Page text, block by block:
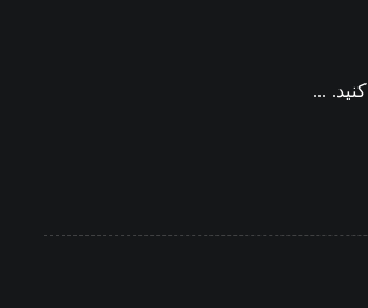
...